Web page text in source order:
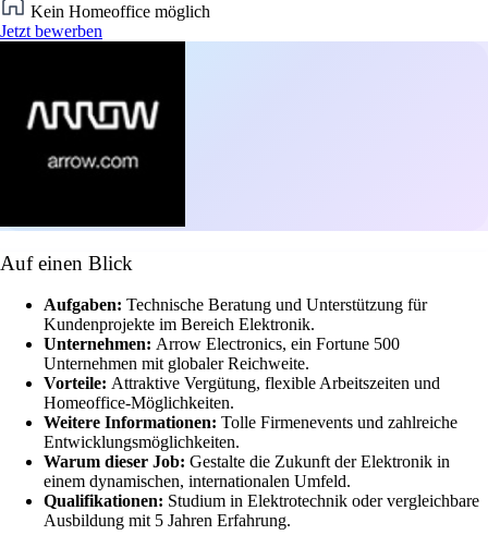
Kein Homeoffice möglich
Jetzt bewerben
Auf einen Blick
Aufgaben: Technische Beratung und Unterstützung für
Kundenprojekte im Bereich Elektronik.
Unternehmen: Arrow Electronics, ein Fortune 500
Unternehmen mit globaler Reichweite.
Vorteile: Attraktive Vergütung, flexible Arbeitszeiten und
Homeoffice-Möglichkeiten.
Weitere Informationen: Tolle Firmenevents und zahlreiche
Entwicklungsmöglichkeiten.
Warum dieser Job: Gestalte die Zukunft der Elektronik in
einem dynamischen, internationalen Umfeld.
Qualifikationen: Studium in Elektrotechnik oder vergleichbare
Ausbildung mit 5 Jahren Erfahrung.